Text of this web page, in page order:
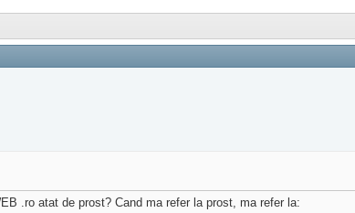
.ro atat de prost? Cand ma refer la prost, ma refer la: